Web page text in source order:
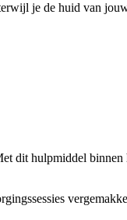
je de huid van
dit hulpmiddel